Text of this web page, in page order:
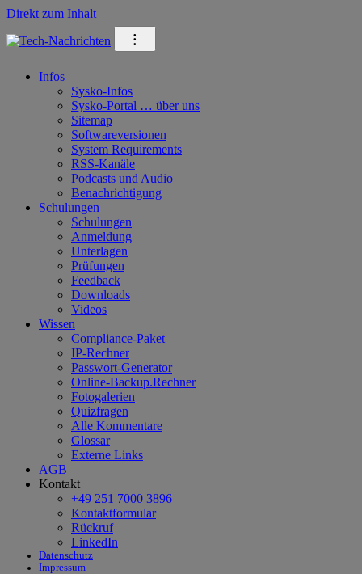
Direkt zum Inhalt
⁝
Infos
Sysko-Infos
Sysko-Portal … über uns
Sitemap
Softwareversionen
System Requirements
RSS-Kanäle
Podcasts und Audio
Benachrichtigung
Schulungen
Schulungen
Anmeldung
Unterlagen
Prüfungen
Feedback
Downloads
Videos
Wissen
Compliance-Paket
IP-Rechner
Passwort-Generator
Online-Backup.Rechner
Fotogalerien
Quizfragen
Alle Kommentare
Glossar
Externe Links
AGB
Kontakt
+49 251 7000 3896
Kontaktformular
Rückruf
LinkedIn
Datenschutz
Impressum